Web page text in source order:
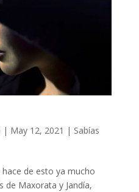
| May 12, 2021 | Sabías
de esto ya mucho
de Maxorata y Jandía,